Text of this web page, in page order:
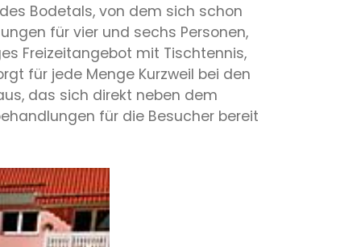
Bodetals, von dem sich schon
für vier und sechs Personen,
Freizeitangebot mit Tischtennis,
für jede Menge Kurzweil bei den
das sich direkt neben dem
für die Besucher bereit